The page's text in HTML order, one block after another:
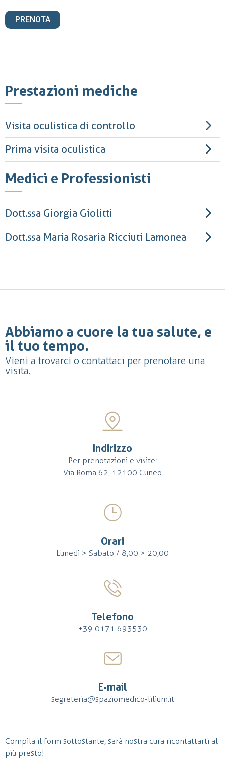
PRENOTA
Prestazioni mediche
Visita oculistica di controllo
Prima visita oculistica
Medici e Professionisti
Dott.ssa Giorgia Giolitti
Dott.ssa Maria Rosaria Ricciuti Lamonea
Abbiamo a cuore la tua salute, e
il tuo tempo.
Vieni a trovarci o contattaci per prenotare una
visita.
Indirizzo
Per prenotazioni e visite:
Via Roma 62, 12100 Cuneo
Orari
Lunedì > Sabato / 8,00 > 20,00
Telefono
+39 0171 693530
E-mail
segreteria@spaziomedico-lilium.it
Compila il form sottostante, sarà nostra cura ricontattarti al
più presto!